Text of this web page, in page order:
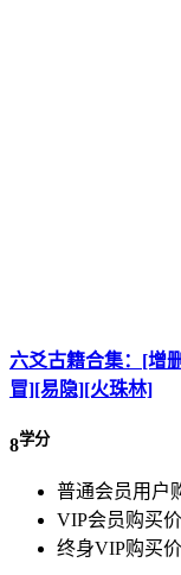
六爻古籍合集：[增
冒][易隐][火珠林]
8学分
普通会员用户
VIP会员购买
终身VIP购买